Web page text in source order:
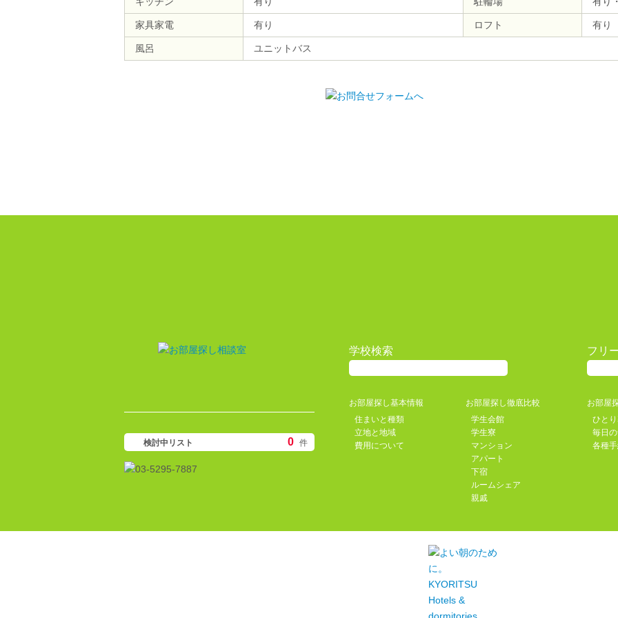
家具家電 有り ロフト 有り
風呂 ユニットバス
検討中リスト 0 件
学校検索 フリ
お部屋探し基本情報
住まいと種類
立地と地域
費用について
お部屋探し徹底比較
学生会館
学生寮
マンション
アパート
下宿
ルームシェア
親戚
お部屋
ひと
毎日
各種